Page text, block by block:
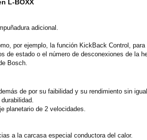
L-BOXX
adicional.
por ejemplo, la función KickBack Control,
de estado o el número de desconexiones de la
Bosch.
de por su faibilidad y su rendimiento sin
planetario de 2 velocidades.
a la carcasa especial conductora del calor.